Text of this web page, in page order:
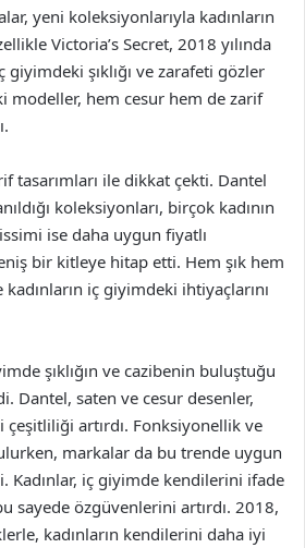
yeni koleksiyonlarıyla kadınların
Victoria’s Secret, 2018 yılında
şıklığı ve zarafeti gözler
modeller, hem cesur hem de zarif
tasarımları ile dikkat çekti. Dantel
koleksiyonları, birçok kadının
ise daha uygun fiyatlı
bir kitleye hitap etti. Hem şık hem
iç giyimdeki ihtiyaçlarını
şıklığın ve cazibenin buluştuğu
Dantel, saten ve cesur desenler,
çeşitliliği artırdı. Fonksiyonellik ve
markalar da bu trende uygun
Kadınlar, iç giyimde kendilerini ifade
sayede özgüvenlerini artırdı. 2018,
kadınların kendilerini daha iyi